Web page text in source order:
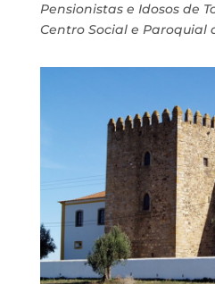
Pensionistas e Idosos de
Centro Social e Paroquial